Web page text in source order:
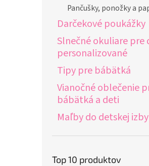
Pančušky, ponožky a
Darčekové poukážky
Slnečné okuliare pre
personalizované
Tipy pre bábätká
Vianočné oblečenie
bábätká a deti
Maľby do detskej izby
Top 10 produktov